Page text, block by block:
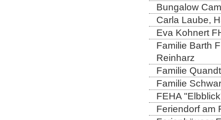
Bungalow
Carla Laube,
Eva Kohnert
Familie Barth
Reinharz
Familie
Familie
FEHA
Feriendorf am